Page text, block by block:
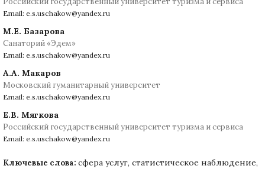
Email: e.s.uschakow@yandex.ru
М.Е. Базарова
Санаторий «Эдем»
Email: e.s.uschakow@yandex.ru
А.А. Макаров
Московский гуманитарный университет
Email: e.s.uschakow@yandex.ru
Е.В. Мягкова
Российский государственный университет туризма и сервиса
Email: e.s.uschakow@yandex.ru
Ключевые слова: сфера услуг, статистическое наблюдение,